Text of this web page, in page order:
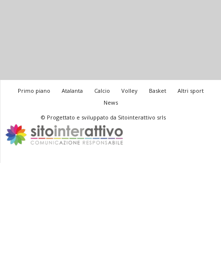
Primo piano Atalanta Calcio Volley Basket
Altri sport
News
© Progettato e sviluppato da Sitointerattivo srls